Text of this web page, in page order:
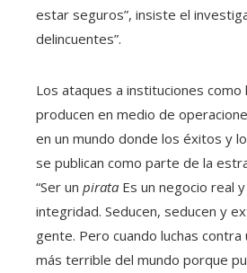
estar seguros”, insiste el
delincuentes”.
Los ataques a instituciones como
producen en medio de
en un mundo donde los éxitos y
se publican como parte de la
“Ser un pirata Es un negocio real
integridad. Seducen, seducen y
gente. Pero cuando luchas contra
más terrible del mundo porque